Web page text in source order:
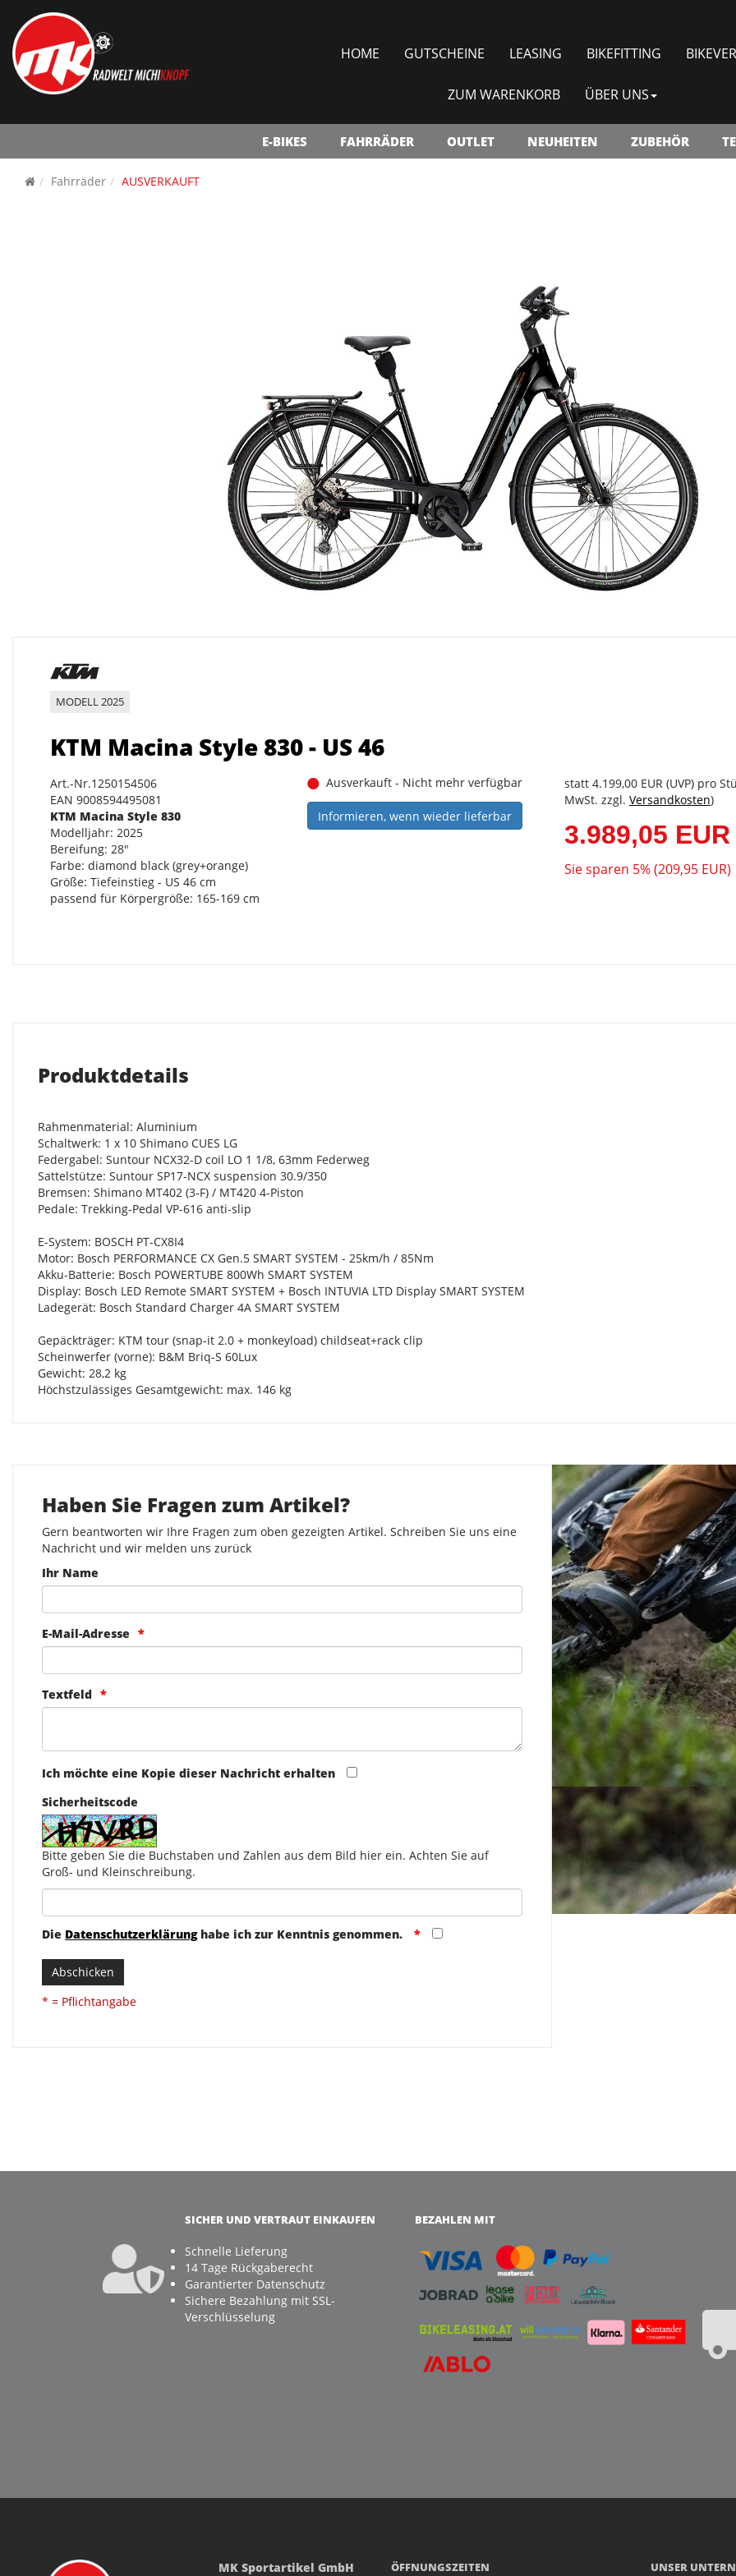
HOME GUTSCHEINE LEASING BIKEFITTING
ZUM WARENKORB ÜBER UNS
E-BIKES FAHRRÄDER OUTLET NEUHEITEN ZUBEHÖR
Fahrräder AUSVERKAUFT
MODELL 2025
KTM Macina Style 830 - US 46
Art.-Nr.1250154506
EAN 9008594495081
KTM Macina Style 830
Modelljahr: 2025
Bereifung: 28"
Farbe: diamond black (grey+orange)
Größe: Tiefeinstieg - US 46 cm
passend für Körpergröße: 165-169 cm
Ausverkauft - Nicht mehr verfügbar
Informieren, wenn wieder lieferbar
statt 4.199,00 EUR (UVP) pro
MwSt. zzgl. Versandkosten)
3.989,05 EUR
Sie sparen 5% (209,95 EUR)
Produktdetails
Rahmenmaterial: Aluminium
Schaltwerk: 1 x 10 Shimano CUES LG
Federgabel: Suntour NCX32-D coil LO 1 1/8, 63mm Federweg
Sattelstütze: Suntour SP17-NCX suspension 30.9/350
Bremsen: Shimano MT402 (3-F) / MT420 4-Piston
Pedale: Trekking-Pedal VP-616 anti-slip
E-System: BOSCH PT-CX8I4
Motor: Bosch PERFORMANCE CX Gen.5 SMART SYSTEM - 25km/h / 85Nm
Akku-Batterie: Bosch POWERTUBE 800Wh SMART SYSTEM
Display: Bosch LED Remote SMART SYSTEM + Bosch INTUVIA LTD Display SMART SYSTEM
Ladegerät: Bosch Standard Charger 4A SMART SYSTEM
Gepäckträger: KTM tour (snap-it 2.0 + monkeyload) childseat+rack clip
Scheinwerfer (vorne): B&M Briq-S 60Lux
Gewicht: 28,2 kg
Höchstzulässiges Gesamtgewicht: max. 146 kg
Haben Sie Fragen zum Artikel?
Gern beantworten wir Ihre Fragen zum oben gezeigten Artikel. Schreiben Sie uns eine
Nachricht und wir melden uns zurück
Ihr Name
E-Mail-Adresse
Textfeld
Ich möchte eine Kopie dieser Nachricht erhalten
Sicherheitscode
Bitte geben Sie die Buchstaben und Zahlen aus dem Bild hier ein. Achten Sie auf
Groß- und Kleinschreibung.
Die Datenschutzerklärunghabe ich zur Kenntnis genommen.
Abschicken
* = Pflichtangabe
SICHER UND VERTRAUT EINKAUFEN
Schnelle Lieferung
14 Tage Rückgaberecht
Garantierter Datenschutz
Sichere Bezahlung mit SSL-
Verschlüsselung
BEZAHLEN MIT
MK Sportartikel GmbH ÖFFNUNGSZEITEN UNSER